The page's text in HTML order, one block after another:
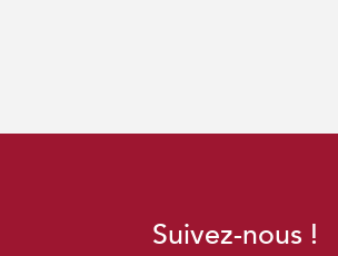
Suivez-nous !